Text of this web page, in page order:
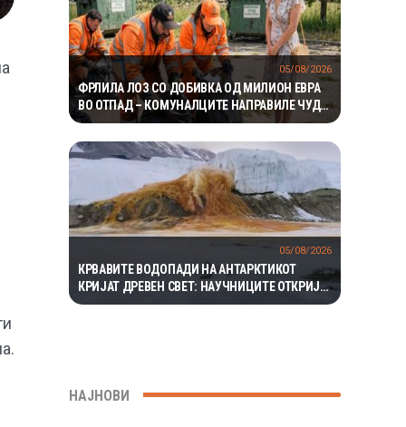
ФРЛИЛА ЛОЗ СО ДОБИВКА ОД МИЛИОН ЕВРА
ВО ОТПАД – КОМУНАЛЦИТЕ НАПРАВИЛЕ ЧУДО
ЗА ДА ГО ПРОНАЈДАТ
05/08/2026
КРВАВИТЕ ВОДОПАДИ НА АНТАРКТИКОТ
КРИЈАТ ДРЕВЕН СВЕТ: НАУЧНИЦИТЕ ОТКРИЈА
ЕКОСИСТЕМ ИЗОЛИРАН ПОВЕЌЕ ОД 1,5
05/08/2026
НАЈНОВИ